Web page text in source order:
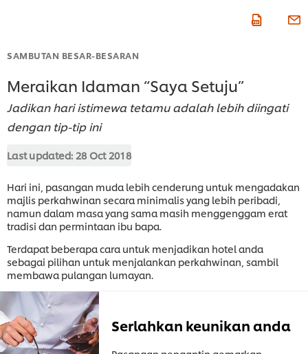
SAMBUTAN BESAR-BESARAN
Meraikan Idaman “Saya Setuju”
Jadikan hari istimewa tetamu adalah lebih diingati
dengan tip-tip ini
Last updated: 28 Oct 2018
Hari ini, pasangan muda lebih cenderung untuk mengadakan
majlis perkahwinan secara minimalis yang lebih peribadi,
namun dalam masa yang sama masih menggenggam erat
tradisi dan permintaan ibu bapa.
Terdapat beberapa cara untuk menjadikan hotel anda
sebagai pilihan untuk menjalankan perkahwinan, sambil
membawa pulangan lumayan.
Serlahkan keunikan anda